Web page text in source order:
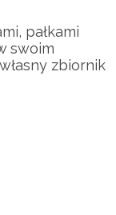
pałkami
swoim
zbiornik